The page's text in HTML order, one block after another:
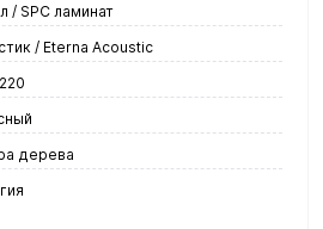
/ SPC ламинат
/ Eterna Acoustic
дерева